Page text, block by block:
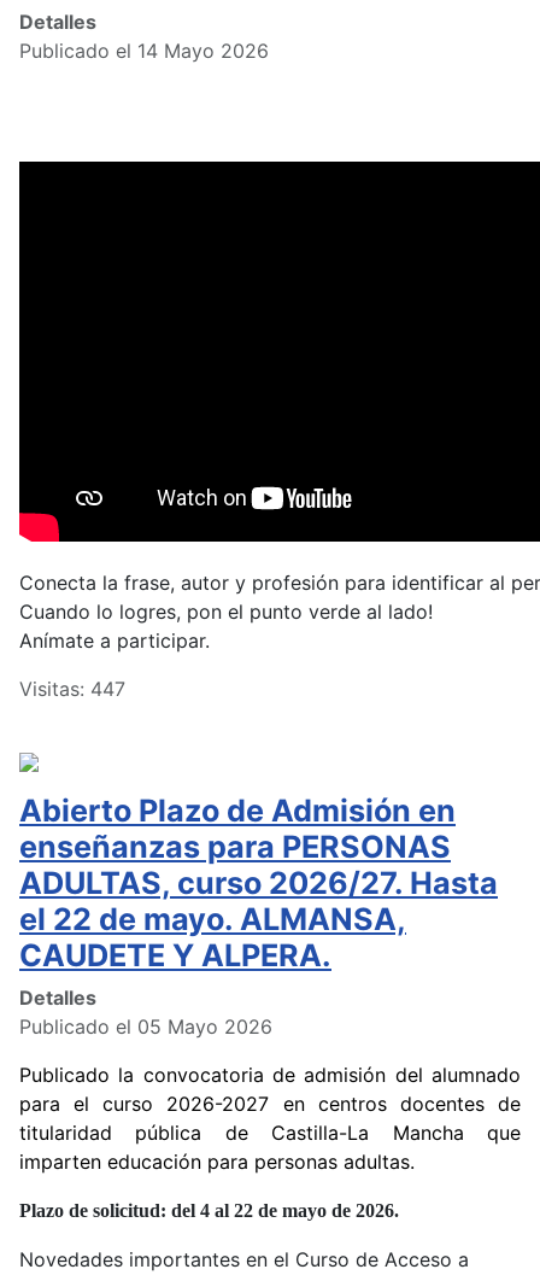
Detalles
Publicado el 14 Mayo 2026
Conecta la frase, autor y profesión para identificar al
Cuando lo logres, pon el punto verde al lado!
Anímate a participar.
Visitas: 447
Abierto Plazo de Admisión en
enseñanzas para PERSONAS
ADULTAS, curso 2026/27. Hasta
el 22 de mayo. ALMANSA,
CAUDETE Y ALPERA.
Detalles
Publicado el 05 Mayo 2026
Publicado la convocatoria de admisión del alumnado
para el curso 2026-2027 en centros docentes de
titularidad pública de Castilla-La Mancha que
imparten educación para personas adultas.
Plazo de solicitud: del 4 al 22 de mayo de 2026.
Novedades importantes en el Curso de Acceso a